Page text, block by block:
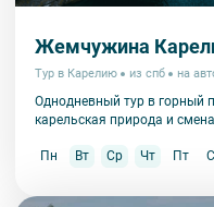
каждого участника
рождения, серию и номер
Жемчужина
Тур в Карелию из спб на
Однодневный тур в горный
карельская природа и
Пн Вт Ср Чт Пт